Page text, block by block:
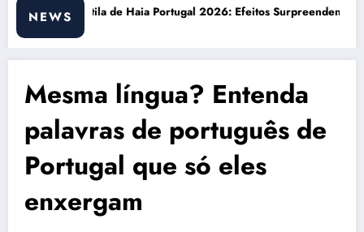
NEWS
2026: Efeitos Surpreendentes e OportunidadesCusto de vida em Portugal
Mesma língua? Entenda
palavras de português de
Portugal que só eles
enxergam